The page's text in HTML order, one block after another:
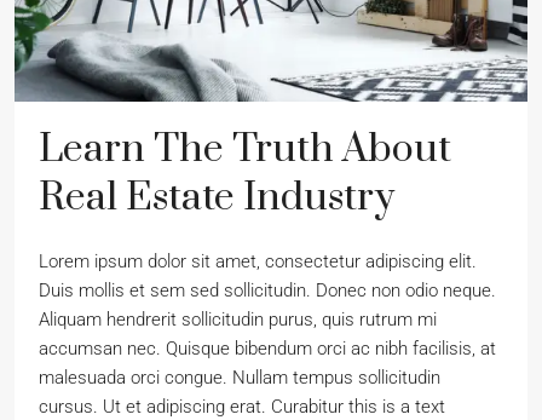
Learn The Truth About
Real Estate Industry
Lorem ipsum dolor sit amet, consectetur adipiscing elit.
Duis mollis et sem sed sollicitudin. Donec non odio neque.
Aliquam hendrerit sollicitudin purus, quis rutrum mi
accumsan nec. Quisque bibendum orci ac nibh facilisis, at
malesuada orci congue. Nullam tempus sollicitudin
cursus. Ut et adipiscing erat. Curabitur this is a text